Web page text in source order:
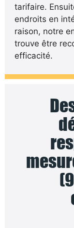
tarifaire.
endroits en
raison, notre
trouve être
efficacité.